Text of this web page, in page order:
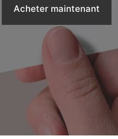
20,00 €
à
Acheter maintenant